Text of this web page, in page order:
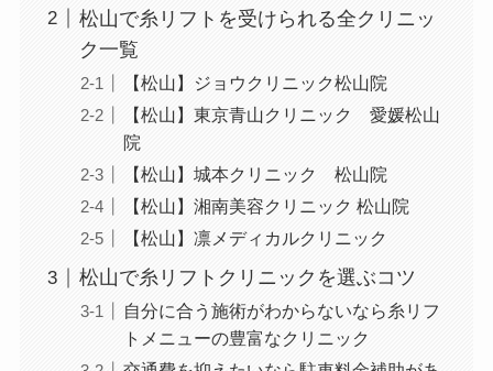
松山で糸リフトを受けられる全クリニッ
ク一覧
【松山】ジョウクリニック松山院
【松山】東京青山クリニック 愛媛松山
院
【松山】城本クリニック 松山院
【松山】湘南美容クリニック 松山院
【松山】凛メディカルクリニック
松山で糸リフトクリニックを選ぶコツ
自分に合う施術がわからないなら糸リフ
トメニューの豊富なクリニック